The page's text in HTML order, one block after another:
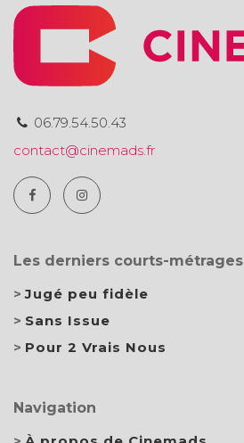
06.79.54.50.43
contact@cinemads.fr
Les derniers courts-métrages
Jugé peu fidèle
Sans Issue
Pour 2 Vrais Nous
Navigation